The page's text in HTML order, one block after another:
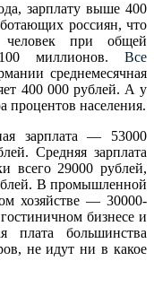
зарплату выше 400
россиян, что
при общей
миллионов. Все
среднемесячная
400 000 рублей. А у
процентов населения.
зарплата — 53000
Средняя зарплата
всего 29000 рублей,
В промышленной
хозяйстве — 30000-
бизнесе и
плата большинства
не идут ни в какое